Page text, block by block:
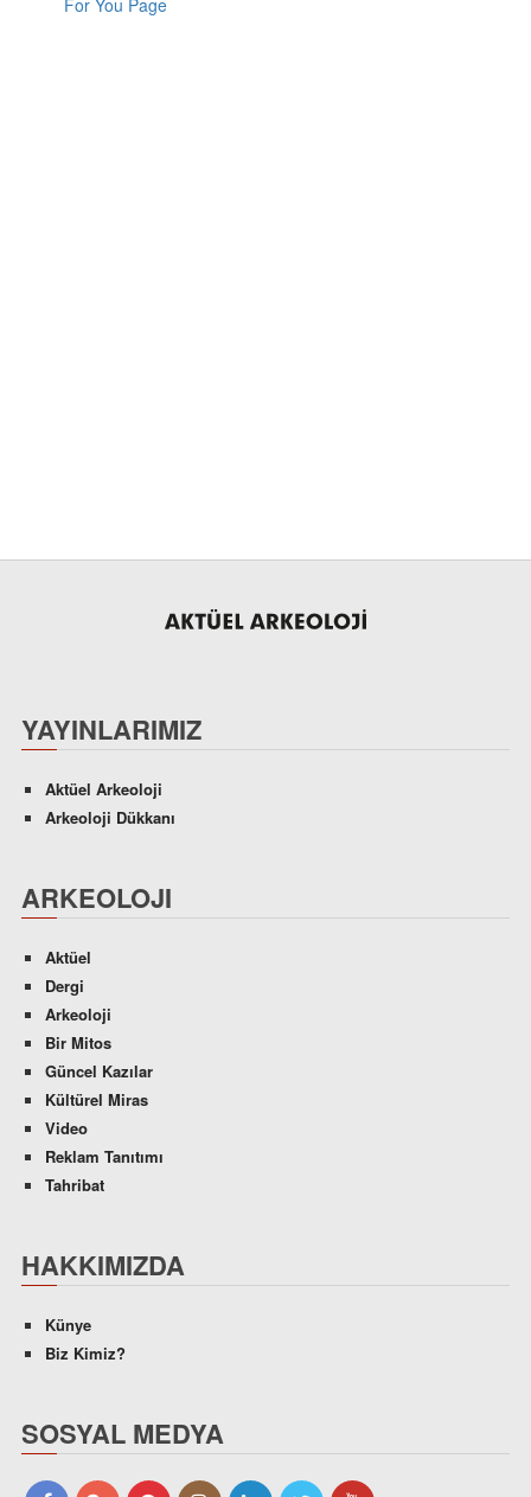
For You Page
YAYINLARIMIZ
Aktüel Arkeoloji
Arkeoloji Dükkanı
ARKEOLOJI
Aktüel
Dergi
Arkeoloji
Bir Mitos
Güncel Kazılar
Kültürel Miras
Video
Reklam Tanıtımı
Tahribat
HAKKIMIZDA
Künye
Biz Kimiz?
SOSYAL MEDYA